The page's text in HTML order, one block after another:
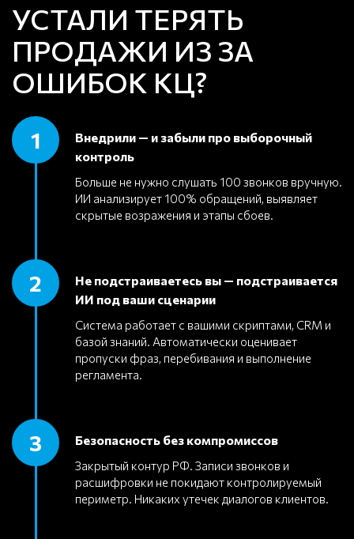
УСТАЛИ ТЕРЯТЬ
ПРОДАЖИ ИЗ ЗА
ОШИБОК КЦ?
1
Внедрили — и забыли про выборочный
контроль
Больше не нужно слушать 100 звонков вручную.
ИИ анализирует 100% обращений, выявляет
скрытые возражения и этапы сбоев.
2
Не подстраиваетесь вы — подстраивается
ИИ под ваши сценарии
Система работает с вашими скриптами, CRM и
базой знаний. Автоматически оценивает
пропуски фраз, перебивания и выполнение
регламента.
3 Безопасность без компромиссов
Закрытый контур РФ. Записи звонков и
расшифровки не покидают контролируемый
периметр. Никаких утечек диалогов клиентов.